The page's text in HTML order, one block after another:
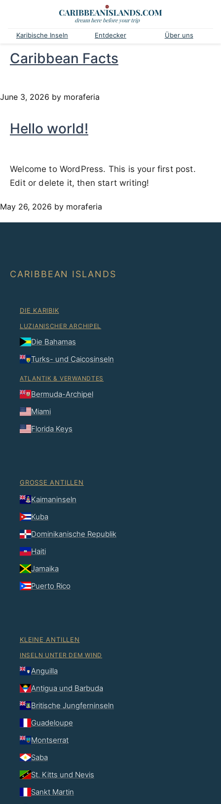
Karibische Inseln Entdecker Über uns
Caribbean Facts
June 3, 2026 by moraferia
Hello world!
Welcome to WordPress. This is your first post.
Edit or delete it, then start writing!
May 26, 2026 by moraferia
CARIBBEAN ISLANDS
DIE KARIBIK
LUZIANISCHER ARCHIPEL
Die Bahamas
Turks- und Caicosinseln
ATLANTIK & VERWANDTES
Bermuda-Archipel
Miami
Florida Keys
GROSSE ANTILLEN
Kaimaninseln
Kuba
Dominikanische Republik
Haiti
Jamaika
Puerto Rico
KLEINE ANTILLEN
INSELN UNTER DEM WIND
Anguilla
Antigua und Barbuda
Britische Jungferninseln
Guadeloupe
Montserrat
Saba
St. Kitts und Nevis
Sankt Martin